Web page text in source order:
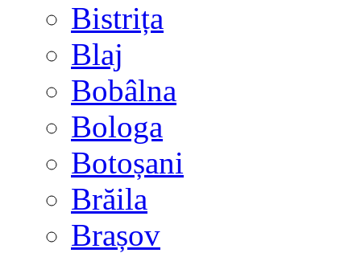
Bistrița
Blaj
Bobâlna
Bologa
Botoșani
Brăila
Brașov